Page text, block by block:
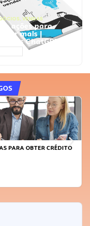
, VENDAS
ações para
mais |
ChatGPT
PARA OBTER CRÉDITO